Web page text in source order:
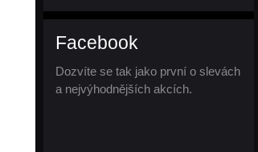
Facebook
Dozvíte se tak jako první o slevách
a nejvýhodnějších akcích.